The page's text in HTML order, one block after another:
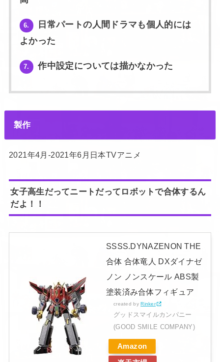
6.
日常パートの人間ドラマも個人的には
よかった
7. 作中設定については描かなかった
製作
2021年4月-2021年6月日本TVアニメ
女子高生だってニートだってロボットで合体するん
だよ！！
SSSS.DYNAZENON THE
合体 合体竜人 DXダイナゼ
ノン ノンスケール ABS製
塗装済み合体フィギュア
created byRinker
グッドスマイルカンパニー
(GOOD SMILE COMPANY)
Amazon